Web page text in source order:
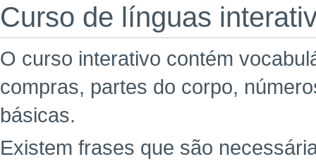
Curso de línguas
O curso interativo contém
compras, partes do corpo,
básicas.
Existem frases que são